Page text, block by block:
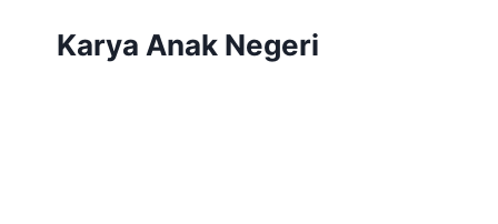
Karya Anak Negeri